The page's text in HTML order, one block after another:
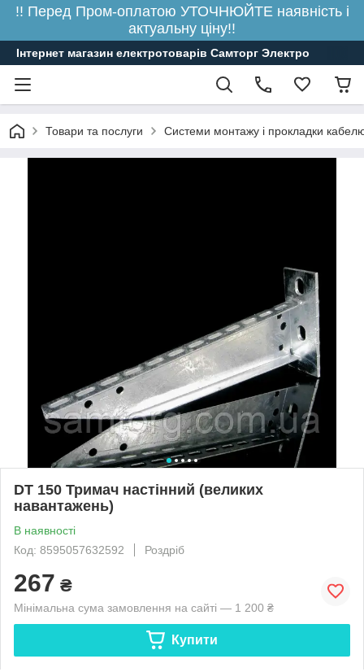
!! Перед Пром-оплатою УТОЧНЮЙТЕ наявність і
актуальну ціну!!
Інтернет магазин електротоварів Самторг Электро
Товари та послуги Системи монтажу і прокладки
DT 150 Тримач настінний (великих
навантажень)
В наявності
Код: 8595057632592
Роздріб
267 ₴
Мінімальна сума замовлення на сайті — 1 200 ₴
Купити